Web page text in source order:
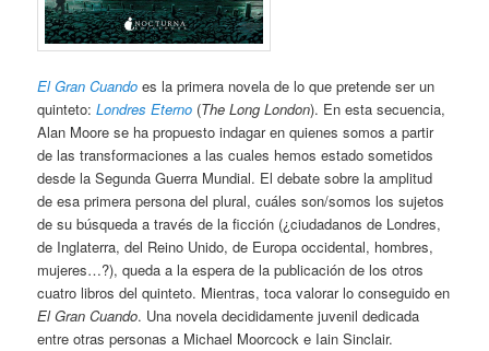
El Gran Cuando es la primera novela de lo que pretende ser un
quinteto:Londres Eterno (The Long London). En esta secuencia,
Alan Moore se ha propuesto indagar en quienes somos a partir
de las transformaciones a las cuales hemos estado sometidos
desde la Segunda Guerra Mundial. El debate sobre la amplitud
de esa primera persona del plural, cuáles son/somos los sujetos
de su búsqueda a través de la ficción (¿ciudadanos de Londres,
de Inglaterra, del Reino Unido, de Europa occidental, hombres,
mujeres…?), queda a la espera de la publicación de los otros
cuatro libros del quinteto. Mientras, toca valorar lo conseguido en
El Gran Cuando. Una novela decididamente juvenil dedicada
entre otras personas a Michael Moorcock e Iain Sinclair.